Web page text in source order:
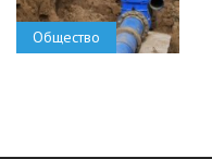
Общество